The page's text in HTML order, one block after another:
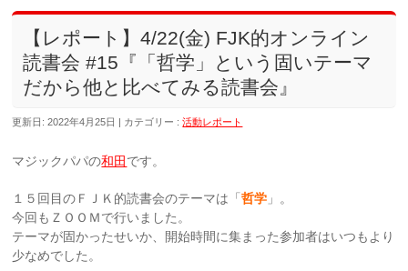
【レポート】4/22(金) FJK的オンライン
読書会 #15『「哲学」という固いテーマ
だから他と比べてみる読書会』
更新日: 2022年4月25日 カテゴリー :活動レポート
マジックパパの和田 です。
１５回目のＦＪＫ的読書会のテーマは「哲学 」。
今回もＺＯＯＭで行いました。
テーマが固かったせいか、開始時間に集まった参加者はいつもより
少なめでした。